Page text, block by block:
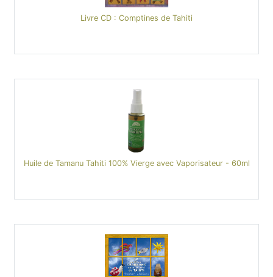
Livre CD : Comptines de Tahiti
Huile de Tamanu Tahiti 100% Vierge avec Vaporisateur - 60ml